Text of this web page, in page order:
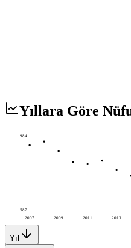
Yıllara Göre
2007 2009 2011 2013
984
587
Yıl